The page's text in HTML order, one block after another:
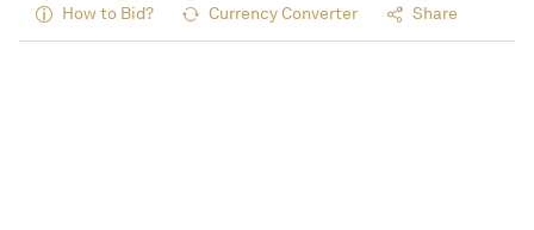
How to Bid? Currency Converter Share